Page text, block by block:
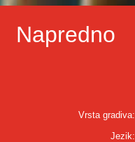
Napredno
Vrsta gradiva:
Jezik: